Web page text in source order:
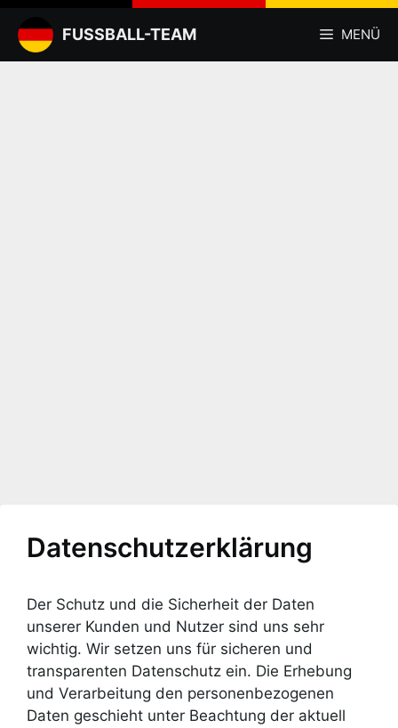
Inhalt
springen
FUSSBALL-TEAM MENÜ
Datenschutzerklärung
Der Schutz und die Sicherheit der Daten
unserer Kunden und Nutzer sind uns sehr
wichtig. Wir setzen uns für sicheren und
transparenten Datenschutz ein. Die Erhebung
und Verarbeitung den personenbezogenen
Daten geschieht unter Beachtung der aktuell